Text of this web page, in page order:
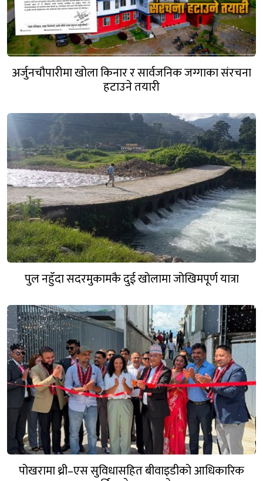
अर्जुनचौपारीमा खोला किनार र सार्वजनिक जग्गाका संरचना
हटाउने तयारी
पुल नहुँदा सदरमुकामकै दुई खोलामा जोखिमपूर्ण यात्रा
पोखरामा थ्री–एस सुविधासहित बीवाइडीको आधिकारिक